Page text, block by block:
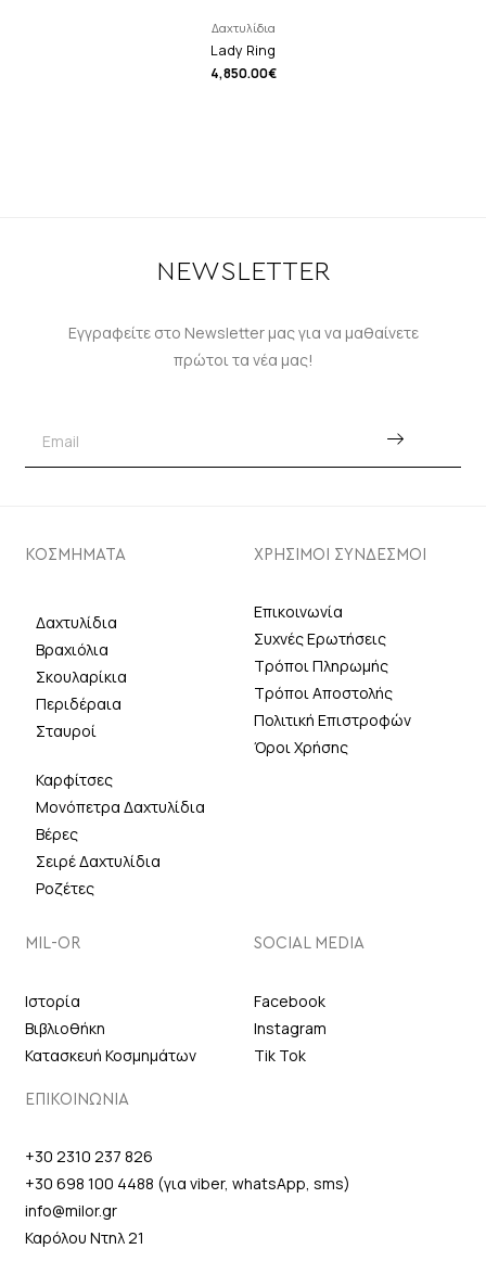
Δαχτυλίδια
Lady Ring
4,850.00€
NEWSLETTER
Εγγραφείτε στο Newsletter μας για να μαθαίνετε
πρώτοι τα νέα μας!
ΚΟΣΜΗΜΑΤΑ
Δαχτυλίδια
Βραχιόλια
Σκουλαρίκια
Περιδέραια
Σταυροί
Καρφίτσες
Μονόπετρα Δαχτυλίδια
Βέρες
Σειρέ Δαχτυλίδια
Ροζέτες
ΧΡΗΣΙΜΟΙ ΣΥΝΔΕΣΜΟΙ
Επικοινωνία
Συχνές Ερωτήσεις
Τρόποι Πληρωμής
Τρόποι Αποστολής
Πολιτική Επιστροφών
Όροι Χρήσης
MIL-OR
Ιστορία
Βιβλιοθήκη
Κατασκευή Κοσμημάτων
SOCIAL MEDIA
Facebook
Instagram
Tik Tok
ΕΠΙΚΟΙΝΩΝΙΑ
+30 2310 237 826
+30 698 100 4488 (για viber, whatsApp, sms)
info@milor.gr
Καρόλου Ντηλ 21